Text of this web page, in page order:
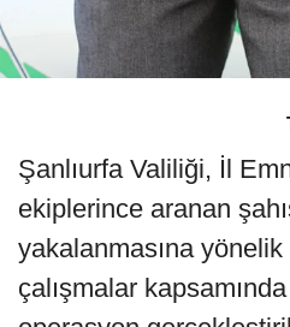
Şanlıurfa Valiliği, İl
ekiplerince aranan
yakalanmasına
çalışmalar